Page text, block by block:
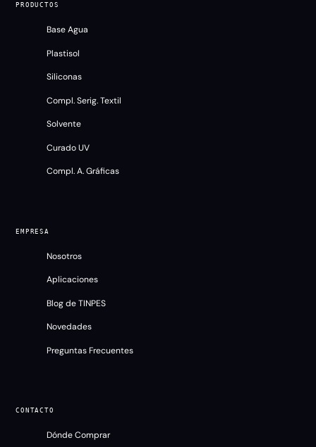
PRODUCTOS
Base Agua
Plastisol
Siliconas
Compl. Serig. Textil
Solvente
Curado UV
Compl. A. Gráficas
EMPRESA
Nosotros
Aplicaciones
Blog de TINPES
Novedades
Preguntas Frecuentes
CONTACTO
Dónde Comprar